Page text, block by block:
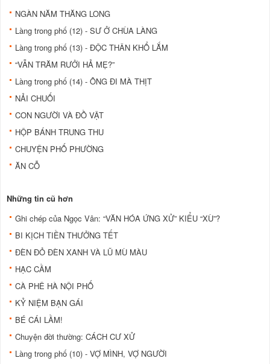
NGÀN NĂM THĂNG LONG
Làng trong phố (12) - SƯ Ở CHÙA LÀNG
Làng trong phố (13) - ĐỘC THÂN KHỔ LẮM
“VẪN TRĂM RƯỞI HẢ MẸ?”
Làng trong phố (14) - ÔNG ĐI MÀ THỊT
NẢI CHUỐI
CON NGƯỜI VÀ ĐỒ VẬT
HỘP BÁNH TRUNG THU
CHUYỆN PHỐ PHƯỜNG
ĂN CỖ
Những tin cũ hơn
Ghi chép của Ngọc Vân: “VĂN HÓA ỨNG XỬ” KIỂU “XÙ”?
BI KỊCH TIỀN THƯỞNG TẾT
ÐÈN ÐỎ ÐÈN XANH VÀ LŨ MÙ MÀU
HẠC CẦM
CÀ PHÊ HÀ NỘI PHỐ
KỶ NIỆM BẠN GÁI
BÉ CÁI LẦM!
Chuyện đời thường: CÁCH CƯ XỬ
Làng trong phố (10) - VỢ MÌNH, VỢ NGƯỜI